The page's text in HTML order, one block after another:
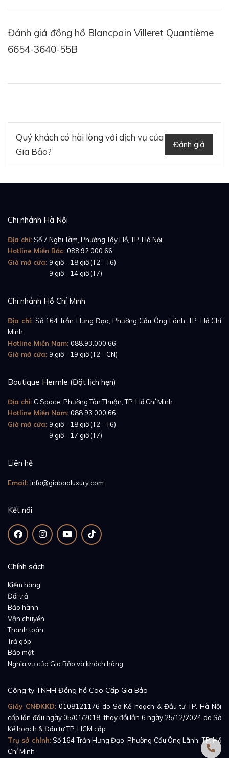
So với những người tiền nhiệm trong cùng bộ sưu tập
của mình,
Blancpain Villeret Quantième 6654-3640-
không sở hữu thiết kế quá khác biệt. Tổng thể
mà nói, mẫu đồng hồ này vẫn sử dụng bộ vỏ đồng hồ
từng đường nét. Tuy vậy, nhà Blancpain đã nâng tầm
người thợ đồng hồ nhà Blancpain đã tạo nên phần
vành bezel với kiểu dáng vô cùng xuất sắc. Cách vận
dụng tài tình chất liệu này cũng giúp cho toàn bộ
chiếc đồng hồ trở nên hài hòa hơn, hợp với nhau
thành một thể thống nhất tôn lên vẻ đẹp của quyền
Đánh giá đồng hồ Blancpain Villeret Quantième
6654-3640-55B
Quý khách có hài lòng với dịch vụ của
Gia Bảo?
Đánh giá
Chi nhánh Hà Nội
Địa chỉ: Số 7 Nghi Tàm, Phường Tây Hồ, TP. Hà Nội
Hotline Miền Bắc: 088.92.000.66
Giờ mở cửa: 9 giờ - 18 giờ (T2 - T6)
9 giờ - 14 giờ (T7)
Chi nhánh Hồ Chí Minh
Địa chỉ: Số 164 Trần Hưng Đạo, Phường Cầu Ông Lãnh, TP. Hồ Chí
Minh
Hotline Miền Nam: 088.93.000.66
Giờ mở cửa: 9 giờ - 19 giờ (T2 - CN)
Boutique Hermle (Đặt lịch hẹn)
Địa chỉ: C Space, Phường Tân Thuận, TP. Hồ Chí Minh
Hotline Miền Nam: 088.93.000.66
Giờ mở cửa: 9 giờ - 18 giờ (T2 - T6)
9 giờ - 17 giờ (T7)
Liên hệ
Email: info@giabaoluxury.com
Kết nối
Chính sách
Kiểm hàng
Đổi trả
Bảo hành
Vận chuyển
Thanh toán
Trả góp
Bảo mật
Nghĩa vụ của Gia Bảo và khách hàng
Công ty TNHH Đồng hồ Cao Cấp Gia Bảo
Giấy CNĐKKD: 0108121176 do Sở Kế hoạch & Đầu tư TP. Hà Nội
cấp lần đầu ngày 05/01/2018, thay đổi lần 6 ngày 25/12/2024 do Sở
Kế hoạch & Đầu tư TP. HCM cấp
Trụ sở chính:Số 164 Trần Hưng Đạo, Phường Cầu Ông Lãnh, TP. Hồ
Chí Minh